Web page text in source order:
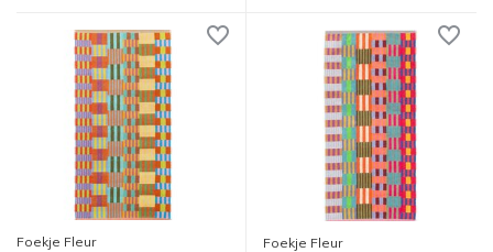
Foekje Fleur Foekje Fleur